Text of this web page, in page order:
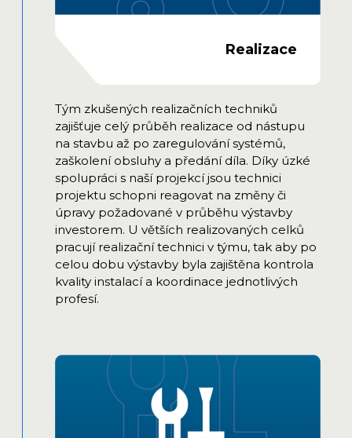
Realizace
Tým zkušených realizačních techniků
zajišťuje celý průběh realizace od nástupu
na stavbu až po zaregulování systémů,
zaškolení obsluhy a předání díla. Díky úzké
spolupráci s naší projekcí jsou technici
projektu schopni reagovat na změny či
úpravy požadované v průběhu výstavby
investorem. U větších realizovaných celků
pracují realizační technici v týmu, tak aby po
celou dobu výstavby byla zajištěna kontrola
kvality instalací a koordinace jednotlivých
profesí.